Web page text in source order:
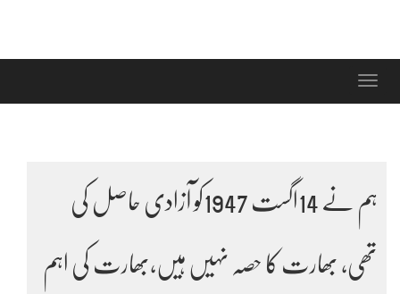
Toggle
ہم نے 14اگست 1947کو آزادی حاصل کی
تھی، بھارت کا حصہ نہیں ہیں،بھارت کی اہم